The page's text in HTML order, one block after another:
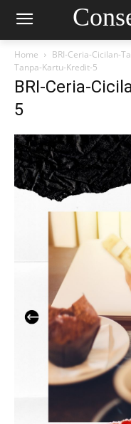
Home BRI-Ceria-Cicilan-
Tanpa-Kartu-Kredit-5
BRI-Ceria-
5